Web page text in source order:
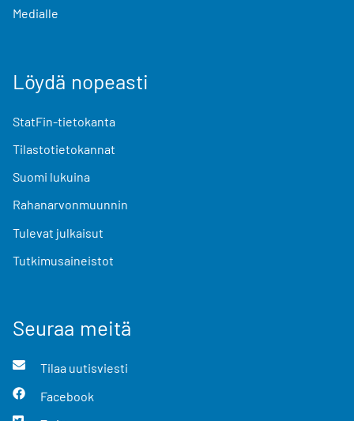
Medialle
Löydä nopeasti
StatFin-tietokanta
Tilastotietokannat
Suomi lukuina
Rahanarvonmuunnin
Tulevat julkaisut
Tutkimusaineistot
Seuraa meitä
Tilaa uutisviesti
Facebook